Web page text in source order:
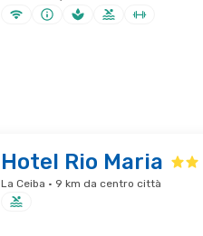
Hotel Rio Maria
La Ceiba · 9 km da centro città